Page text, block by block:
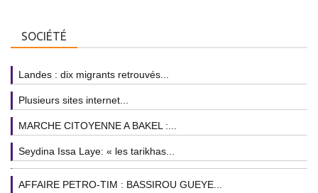
SOCIÉTÉ
Landes : dix migrants retrouvés...
Plusieurs sites internet...
MARCHE CITOYENNE A BAKEL :...
Seydina Issa Laye: « les tarikhas...
AFFAIRE PETRO-TIM : BASSIROU GUEYE...